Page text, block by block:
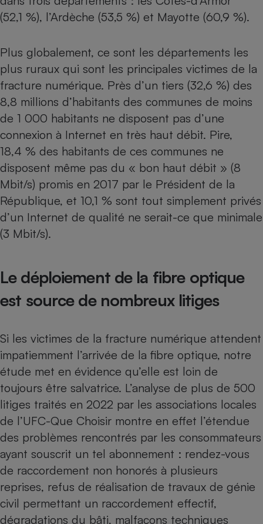
(52,1 %), l’Ardèche (53,5 %) et Mayotte (60,9 %).
Plus globalement, ce sont les départements les
plus ruraux qui sont les principales victimes de la
fracture numérique. Près d’un tiers (32,6 %) des
8,8 millions d’habitants des communes de moins
de 1 000 habitants ne disposent pas d’une
connexion à Internet en très haut débit. Pire,
18,4 % des habitants de ces communes ne
disposent même pas du « bon haut débit » (8
Mbit/s) promis en 2017 par le Président de la
République, et 10,1 % sont tout simplement privés
d’un Internet de qualité ne serait-ce que minimale
(3 Mbit/s).
Le déploiement de la fibre optique
est source de nombreux litiges
Si les victimes de la fracture numérique attendent
impatiemment l’arrivée de la fibre optique, notre
étude met en évidence qu’elle est loin de
toujours être salvatrice. L’analyse de plus de 500
litiges traités en 2022 par les associations locales
de l’UFC-Que Choisir montre en effet l’étendue
des problèmes rencontrés par les consommateurs
ayant souscrit un tel abonnement : rendez-vous
de raccordement non honorés à plusieurs
reprises, refus de réalisation de travaux de génie
civil permettant un raccordement effectif,
dégradations du bâti, malfaçons techniques